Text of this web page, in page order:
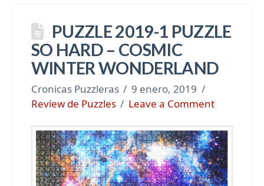
PUZZLE 2019-1 PUZZLE
SO HARD – COSMIC
WINTER WONDERLAND
Cronicas Puzzleras
9 enero, 2019
Review de Puzzles
Leave a Comment